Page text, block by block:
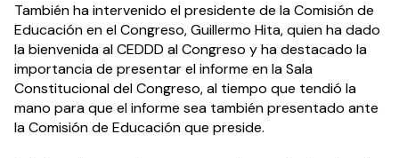
También ha intervenido el presidente de la Comisión de
Educación en el Congreso, Guillermo Hita, quien ha dado
la bienvenida al CEDDD al Congreso y ha destacado la
importancia de presentar el informe en la Sala
Constitucional del Congreso, al tiempo que tendió la
mano para que el informe sea también presentado ante
la Comisión de Educación que preside.